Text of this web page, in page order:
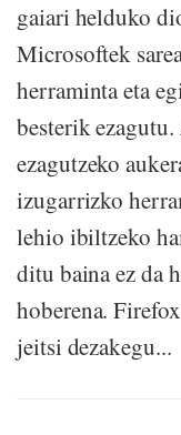
gaiari helduko
Microsoftek
herraminta eta
besterik
ezagutzeko
izugarrizko
lehio ibiltzeko
ditu baina ez da
hoberena.
jeitsi dezakegu...